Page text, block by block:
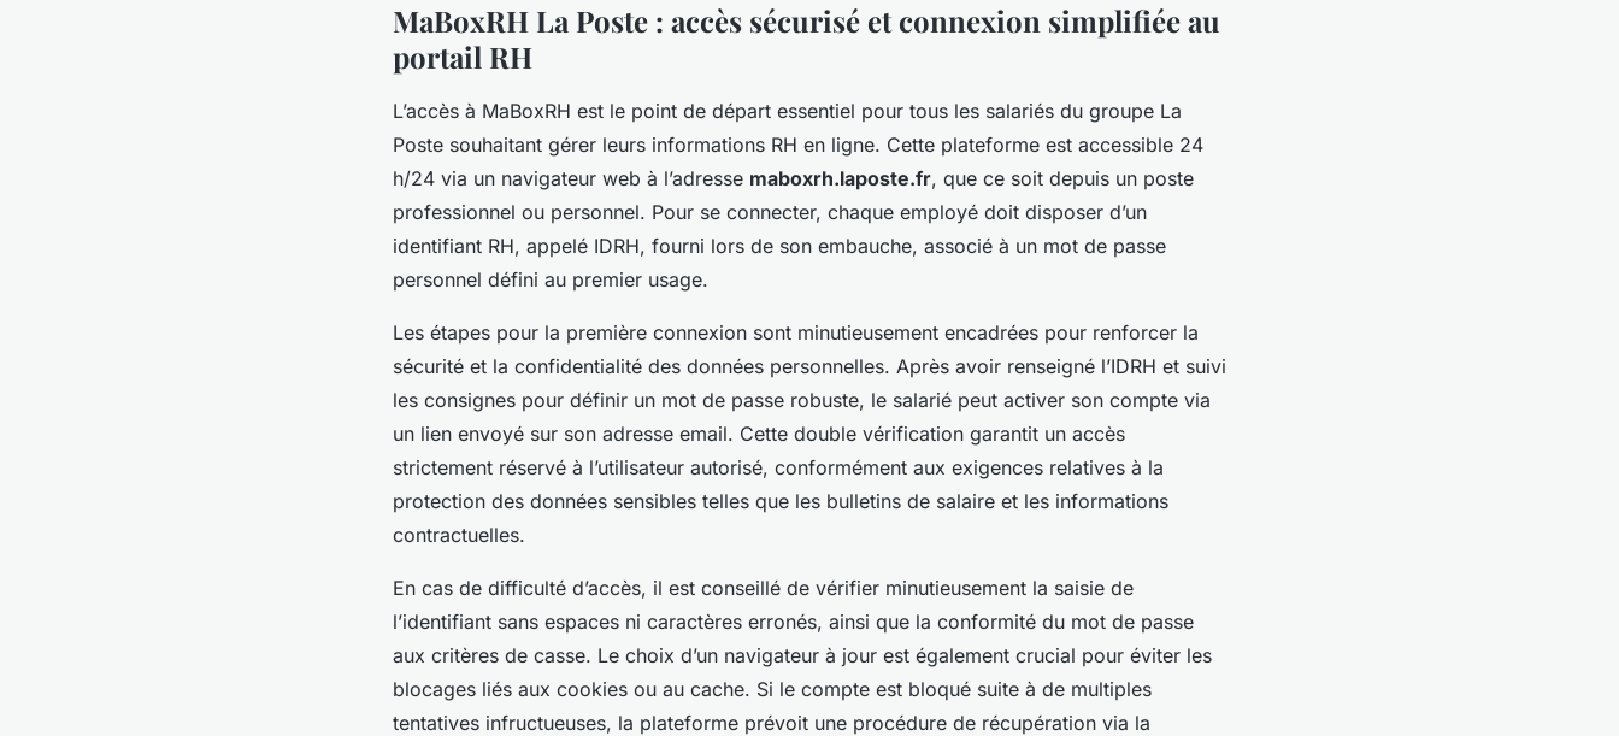
MaBoxRH La Poste : accès sécurisé et connexion simplifiée au
portail RH
L’accès à MaBoxRH est le point de départ essentiel pour tous les salariés du groupe La
Poste souhaitant gérer leurs informations RH en ligne. Cette plateforme est accessible 24
h/24 via un navigateur web à l’adresse maboxrh.laposte.fr, que ce soit depuis un poste
professionnel ou personnel. Pour se connecter, chaque employé doit disposer d’un
identifiant RH, appelé IDRH, fourni lors de son embauche, associé à un mot de passe
personnel défini au premier usage.
Les étapes pour la première connexion sont minutieusement encadrées pour renforcer la
sécurité et la confidentialité des données personnelles. Après avoir renseigné l’IDRH et suivi
les consignes pour définir un mot de passe robuste, le salarié peut activer son compte via
un lien envoyé sur son adresse email. Cette double vérification garantit un accès
strictement réservé à l’utilisateur autorisé, conformément aux exigences relatives à la
protection des données sensibles telles que les bulletins de salaire et les informations
contractuelles.
En cas de difficulté d’accès, il est conseillé de vérifier minutieusement la saisie de
l’identifiant sans espaces ni caractères erronés, ainsi que la conformité du mot de passe
aux critères de casse. Le choix d’un navigateur à jour est également crucial pour éviter les
blocages liés aux cookies ou au cache. Si le compte est bloqué suite à de multiples
tentatives infructueuses, la plateforme prévoit une procédure de récupération via la